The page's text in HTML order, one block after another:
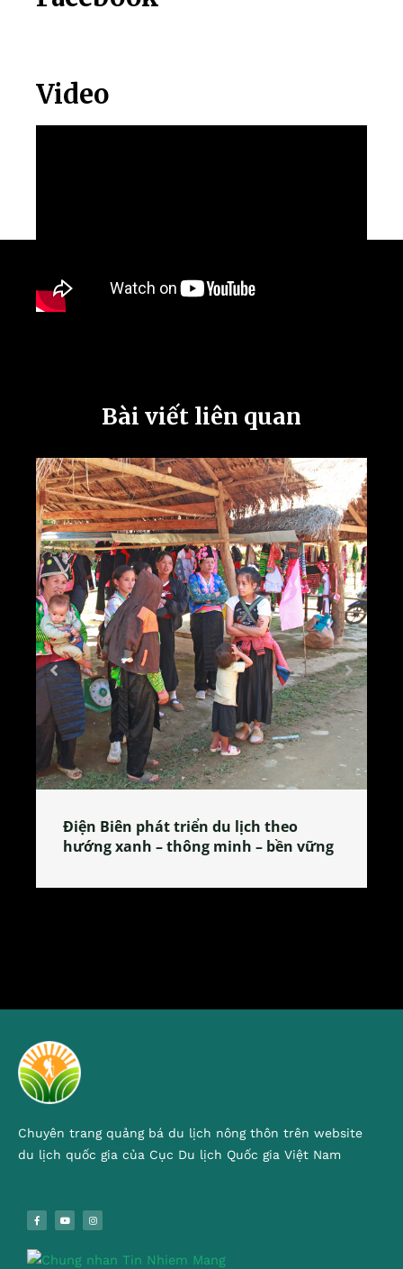
Video
Bài viết liên quan
– bền vững
Làng làm bánh tẻ Phú Nhi –
tỏa đặc sản xứ Đoài
Chuyên trang quảng bá du lịch nông thôn trên website
du lịch quốc gia của Cục Du lịch Quốc gia Việt Nam